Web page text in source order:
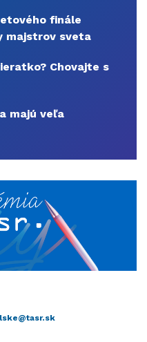
finále
majstrov sveta
Chovajte s
majú veľa